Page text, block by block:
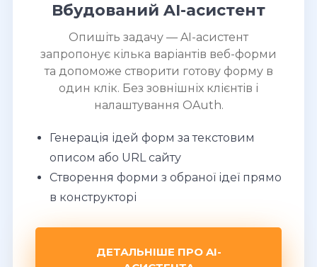
Вбудований AI-асистент
Опишіть задачу — AI-асистент
запропонує кілька варіантів веб-форми
та допоможе створити готову форму в
один клік. Без зовнішніх клієнтів і
налаштування OAuth.
Генерація ідей форм за текстовим
описом або URL сайту
Створення форми з обраної ідеї прямо
в конструкторі
ДЕТАЛЬНІШЕ ПРО AI-